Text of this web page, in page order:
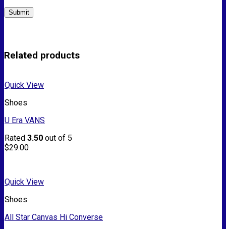
Related products
Quick View
Shoes
U Era VANS
Rated 3.50 out of 5
$29.00
Quick View
Shoes
All Star Canvas Hi Converse